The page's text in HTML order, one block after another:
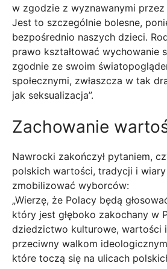
w zgodzie z wyznawanymi
Jest to szczególnie bolesne,
bezpośrednio naszych dzieci.
prawo kształtować wychowanie
zgodnie ze swoim
społecznymi, zwłaszcza w tak
jak seksualizacja”.
Zachowanie
Nawrocki zakończył pytaniem,
polskich wartości, tradycji i
zmobilizować wyborców:
„Wierzę, że Polacy będą
który jest głęboko zakochany w
dziedzictwo kulturowe, wartości
przeciwny walkom
które toczą się na ulicach